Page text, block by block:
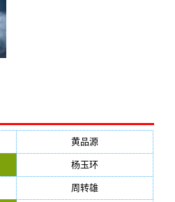
黄品源
杨玉环
周转雄